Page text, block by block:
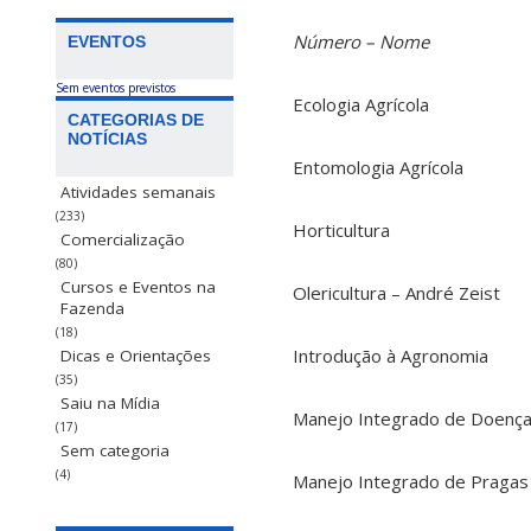
EVENTOS
Sem eventos previstos
CATEGORIAS DE
NOTÍCIAS
Atividades semanais
(233)
Comercialização
(80)
Cursos e Eventos na
Fazenda
(18)
Dicas e Orientações
(35)
Saiu na Mídia
(17)
Sem categoria
(4)
Número – Nome
Ecologia Agrícola
Entomologia Agrícola
Horticultura
Olericultura – André Zeist
Introdução à Agronomia
Manejo Integrado de
Manejo Integrado de Pragas